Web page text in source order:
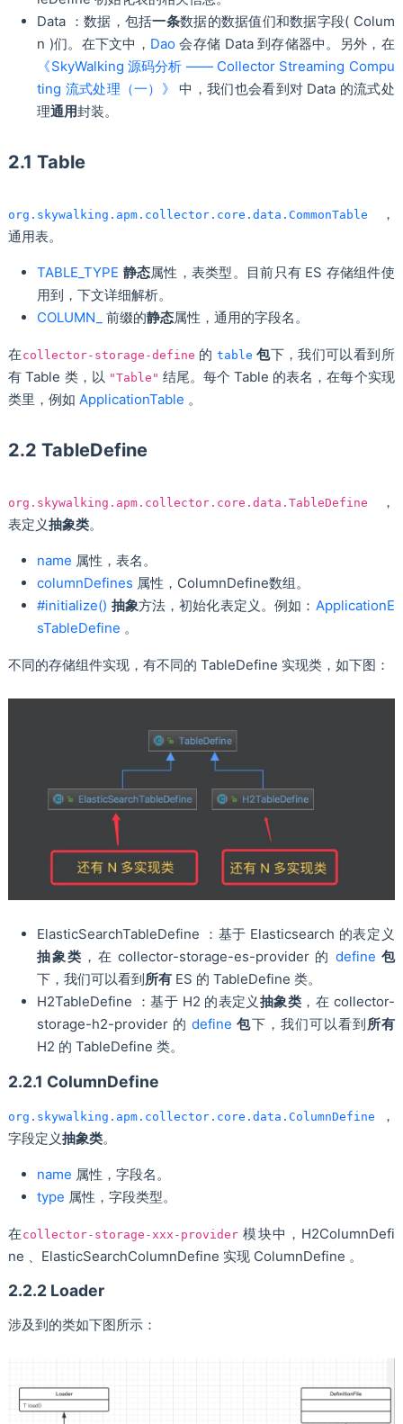
Data ：数据，包括一条数据的数据值们和数据字段( Colum
n )们。在下文中， Dao 会存储 Data 到存储器中。另外，在
《SkyWalking 源码分析 —— Collector Streaming Compu
ting 流式处理（一）》
中，我们也会看到对 Data 的流式处
理通用封装。
2.1 Table
org.skywalking.apm.collector.core.data.CommonTable
，
通用表。
TABLE_TYPE 静态属性，表类型。目前只有 ES 存储组件使
用到，下文详细解析。
COLUMN_
前缀的静态属性，通用的字段名。
在 collector-storage-define 的 table 包下，我们可以看到所
有 Table 类，以 "Table" 结尾。每个 Table 的表名，在每个实现
类里，例如ApplicationTable 。
2.2 TableDefine
org.skywalking.apm.collector.core.data.TableDefine
，
表定义抽象类。
name 属性，表名。
columnDefines 属性，ColumnDefine数组。
#initialize() 抽象方法，初始化表定义。例如： ApplicationE
sTableDefine 。
不同的存储组件实现，有不同的 TableDefine 实现类，如下图：
ElasticSearchTableDefine ：基于 Elasticsearch 的表定义
抽象类 ，在 collector-storage-es-provider 的 define 包
下，我们可以看到所有 ES 的 TableDefine 类。
H2TableDefine ：基于 H2 的表定义抽象类 ，在 collector-
storage-h2-provider 的define 包下，我们可以看到所有
H2 的 TableDefine 类。
2.2.1 ColumnDefine
org.skywalking.apm.collector.core.data.ColumnDefine
，
字段定义抽象类。
name 属性，字段名。
type 属性，字段类型。
在 collector-storage-xxx-provider 模块中，H2ColumnDefi
ne 、ElasticSearchColumnDefine 实现 ColumnDefine 。
2.2.2 Loader
涉及到的类如下图所示：